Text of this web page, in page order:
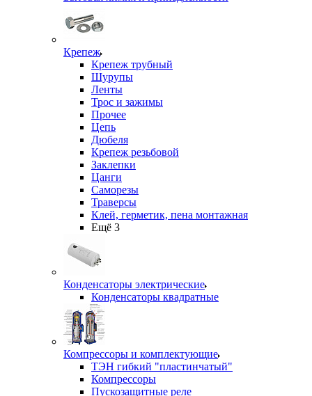
Крепеж
Крепеж трубный
Шурупы
Ленты
Трос и зажимы
Прочее
Цепь
Дюбеля
Крепеж резьбовой
Заклепки
Цанги
Саморезы
Траверсы
Клей, герметик, пена монтажная
Ещё 3
Конденсаторы электрические
Конденсаторы квадратные
Компрессоры и комплектующие
ТЭН гибкий "пластинчатый"
Компрессоры
Пускозащитные реле